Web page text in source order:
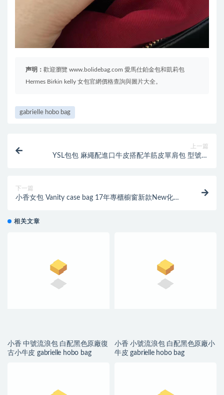
声明： 歡迎瀏覽 www.bolidebag.com 愛馬仕鉑金包和凱莉包
Hermes Birkin kelly 女包官網價格查詢與圖片大全。
gabrielle hobo bag
上一篇
YSL包包 麻繩配進口牛皮搭配羊筋皮單肩包 型號：
下一篇
小香女包 Vanity case bag 17年專櫃櫥窗新款New化妝
相关文章
小香 中號流浪包 白配黑色原廠復
古小牛皮 gabrielle hobo bag
小香 小號流浪包 白配黑色原廠小
牛皮 gabrielle hobo bag